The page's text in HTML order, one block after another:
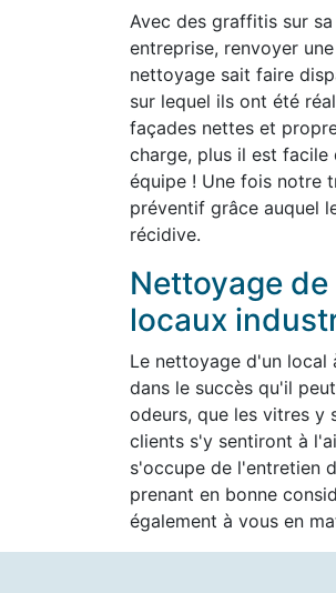
Avec des graffitis sur
entreprise, renvoyer
nettoyage sait faire
sur lequel ils ont été
façades nettes et
charge, plus il est
équipe ! Une fois notre
préventif grâce auquel
récidive.
Nettoyage
locaux
Le nettoyage d'un local
dans le succès qu'il
odeurs, que les vitres y
clients s'y sentiront à
s'occupe de l'entretien
prenant en bonne
également à vous en